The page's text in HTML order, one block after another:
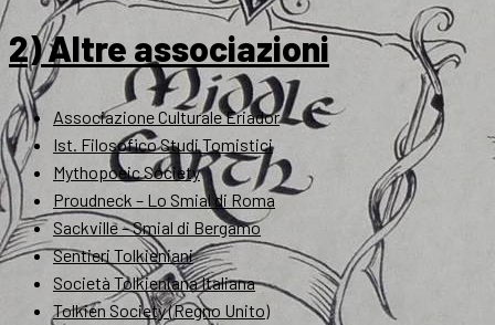
2) Altre associazioni
Associazione Culturale Eriador
Ist. Filosofico Studi Tomistici
Mythopoeic Society
Proudneck – Lo Smial di Roma
Sackville – Smial di Bergamo
Sentieri Tolkieniani
Società Tolkieniana Italiana
Tolkien Society (Regno Unito)